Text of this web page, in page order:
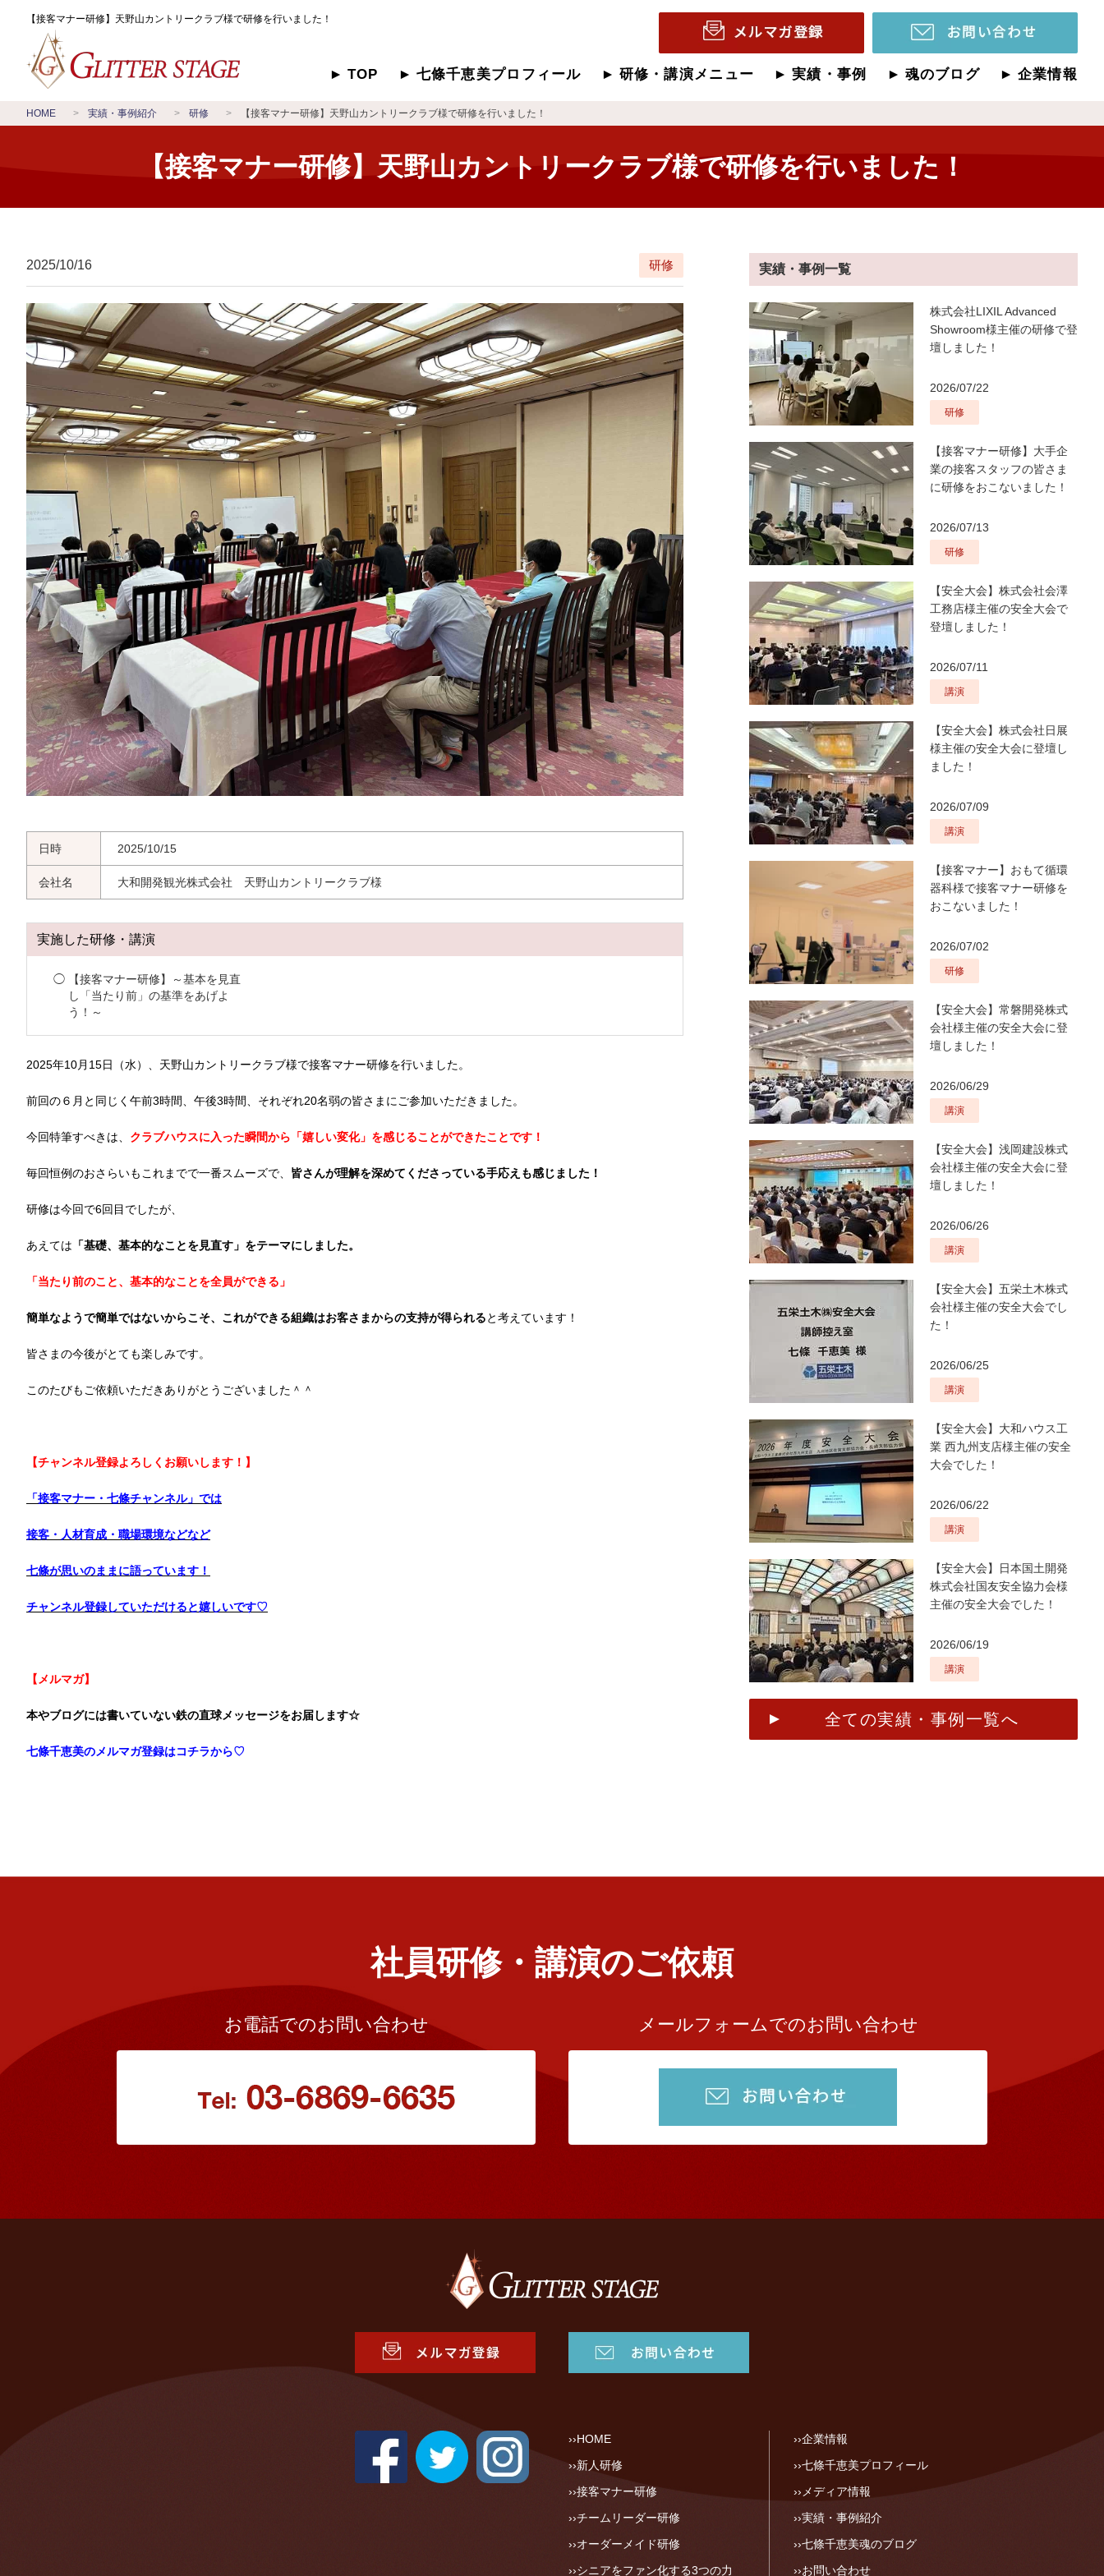
【接客マナー研修】天野山カントリークラブ様で研修を行いました！
TOP 七條千恵美プロフィール 研修・講演メニュー 実績・事例 魂のブログ 企業情報
HOME 実績・事例紹介 研修 【接客マナー研修】天野山カントリークラブ様で研修を行いました！
【接客マナー研修】天野山カントリークラブ様で研修を行いました！
2025/10/16 研修
日時 2025/10/15
会社名 大和開発観光株式会社 天野山カントリークラブ様
実施した研修・講演
【接客マナー研修】～基本を見直
し「当たり前」の基準をあげよ
う！～
2025年10月15日（水）、天野山カントリークラブ様で接客マナー研修を行いました。
前回の６月と同じく午前3時間、午後3時間、それぞれ20名弱の皆さまにご参加いただきました。
今回特筆すべきは、 クラブハウスに入った瞬間から「嬉しい変化」を感じることができたことです！
毎回恒例のおさらいもこれまでで一番スムーズで、 皆さんが理解を深めてくださっている手応えも感じました！
研修は今回で6回目でしたが、
あえては 「基礎、基本的なことを見直す」をテーマにしました。
「当たり前のこと、基本的なことを全員ができる」
簡単なようで簡単ではないからこそ、これができる組織はお客さまからの支持が得られると考えています！
皆さまの今後がとても楽しみです。
このたびもご依頼いただきありがとうございました＾＾
【チャンネル登録よろしくお願いします！】
「接客マナー・七條チャンネル」では
接客・人材育成・職場環境などなど
七條が思いのままに語っています！
チャンネル登録していただけると嬉しいです♡
【メルマガ】
本やブログには書いていない鉄の直球メッセージをお届します☆
七條千恵美のメルマガ登録はコチラから♡
実績・事例一覧
株式会社LIXIL Advanced
Showroom様主催の研修で登
壇しました！
2026/07/22
研修
【接客マナー研修】大手企
業の接客スタッフの皆さま
に研修をおこないました！
2026/07/13
研修
【安全大会】株式会社会澤
工務店様主催の安全大会で
登壇しました！
2026/07/11
講演
【安全大会】株式会社日展
様主催の安全大会に登壇し
ました！
2026/07/09
講演
【接客マナー】おもて循環
器科様で接客マナー研修を
おこないました！
2026/07/02
研修
【安全大会】常磐開発株式
会社様主催の安全大会に登
壇しました！
2026/06/29
講演
【安全大会】浅岡建設株式
会社様主催の安全大会に登
壇しました！
2026/06/26
講演
【安全大会】五栄土木株式
会社様主催の安全大会でし
た！
2026/06/25
講演
【安全大会】大和ハウス工
業 西九州支店様主催の安全
大会でした！
2026/06/22
講演
【安全大会】日本国土開発
株式会社国友安全協力会様
主催の安全大会でした！
2026/06/19
講演
全ての実績・事例一覧へ
社員研修・講演のご依頼
お電話でのお問い合わせ メールフォームでのお問い合わせ
HOME
新人研修
接客マナー研修
チームリーダー研修
オーダーメイド研修
シニアをファン化する3つの力
企業情報
七條千恵美プロフィール
メディア情報
実績・事例紹介
七條千恵美魂のブログ
お問い合わせ